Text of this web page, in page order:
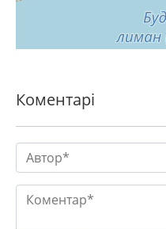
Коментарі